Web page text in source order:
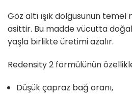
Göz altı ışık dolgusunun
asittir. Bu madde vücutta
yaşla birlikte üretimi azalır.
Redensity 2 formülünün
Düşük çapraz bağ oranı,